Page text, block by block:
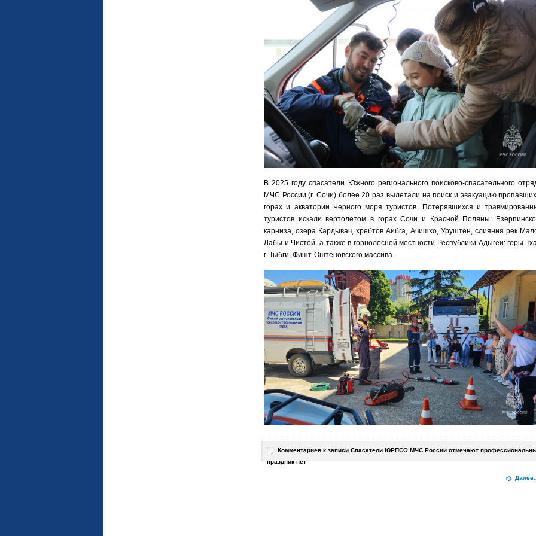
В 2025 году спасатели Южного регионального поисково-спасательного
МЧС России (г. Сочи) более 20 раз вылетали на поиск и эвакуацию
горах и акватории Черного моря туристов. Потерявшихся и
туристов искали вертолетом в горах Сочи и Красной Поляны:
карниза, озера Кардывач, хребтов Аибга, Ачишхо, Уруштен, слияния рек
Лабы и Чистой, а также в горнолесной местности Республики Адыгеи: горы
г. Тыбги, Фишт-Оштеновского массива.
Комментариев к записи Спасатели ЮРПСО МЧС России отмечают
праздник нет